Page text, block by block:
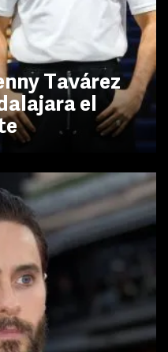
Tavárez
el